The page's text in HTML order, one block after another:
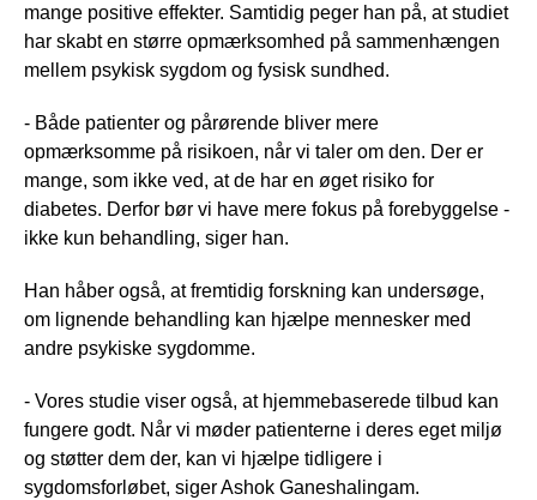
mange positive effekter. Samtidig peger han på, at studiet
har skabt en større opmærksomhed på sammenhængen
mellem psykisk sygdom og fysisk sundhed.
- Både patienter og pårørende bliver mere
opmærksomme på risikoen, når vi taler om den. Der er
mange, som ikke ved, at de har en øget risiko for
diabetes. Derfor bør vi have mere fokus på forebyggelse -
ikke kun behandling, siger han.
Han håber også, at fremtidig forskning kan undersøge,
om lignende behandling kan hjælpe mennesker med
andre psykiske sygdomme.
- Vores studie viser også, at hjemmebaserede tilbud kan
fungere godt. Når vi møder patienterne i deres eget miljø
og støtter dem der, kan vi hjælpe tidligere i
sygdomsforløbet, siger Ashok Ganeshalingam.